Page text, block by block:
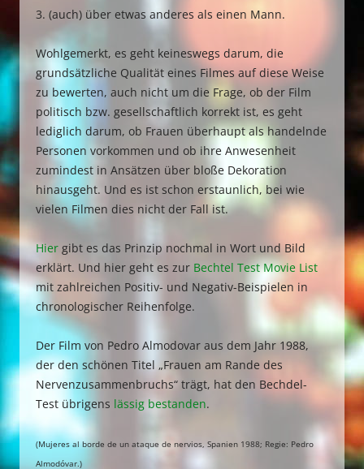
3. (auch) über etwas anderes als einen Mann.
Wohlgemerkt, es geht keineswegs darum, die
grundsätzliche Qualität eines Filmes auf diese Weise
zu bewerten, auch nicht um die Frage, ob der Film
politisch bzw. gesellschaftlich korrekt ist, es geht
lediglich darum, ob Frauen überhaupt als handelnde
Personen vorkommen und ob ihre Anwesenheit
zumindest in Ansätzen über bloße Dekoration
hinausgeht. Und es ist schon erstaunlich, bei wie
vielen Filmen dies nicht der Fall ist.
Hier gibt es das Prinzip nochmal in Wort und Bild
erklärt. Und hier geht es zur Bechtel Test Movie List
mit zahlreichen Positiv- und Negativ-Beispielen in
chronologischer Reihenfolge.
Der Film von Pedro Almodovar aus dem Jahr 1988,
der den schönen Titel „Frauen am Rande des
Nervenzusammenbruchs“ trägt, hat den Bechdel-
Test übrigens lässig bestanden.
(Mujeres al borde de un ataque de nervios, Spanien 1988; Regie: Pedro
Almodóvar.)